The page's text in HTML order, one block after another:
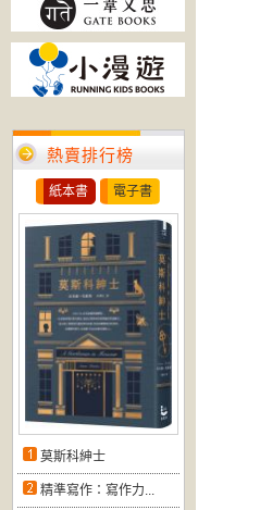
熱賣排行榜
紙本書 電子書
莫斯科紳士
精準寫作：寫作力...